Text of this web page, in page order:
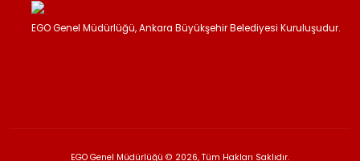
EGO Genel Müdürlüğü, Ankara Büyükşehir Belediyesi Kuruluşudur.
EGO Genel Müdürlüğü © 2026, Tüm Hakları Saklıdır.